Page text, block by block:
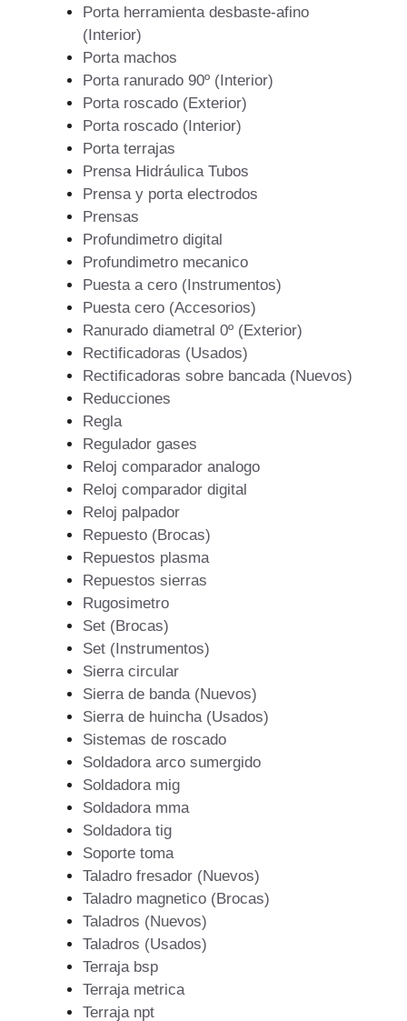
Porta herramienta desbaste-afino
(Interior)
Porta machos
Porta ranurado 90º (Interior)
Porta roscado (Exterior)
Porta roscado (Interior)
Porta terrajas
Prensa Hidráulica Tubos
Prensa y porta electrodos
Prensas
Profundimetro digital
Profundimetro mecanico
Puesta a cero (Instrumentos)
Puesta cero (Accesorios)
Ranurado diametral 0º (Exterior)
Rectificadoras (Usados)
Rectificadoras sobre bancada (Nuevos)
Reducciones
Regla
Regulador gases
Reloj comparador analogo
Reloj comparador digital
Reloj palpador
Repuesto (Brocas)
Repuestos plasma
Repuestos sierras
Rugosimetro
Set (Brocas)
Set (Instrumentos)
Sierra circular
Sierra de banda (Nuevos)
Sierra de huincha (Usados)
Sistemas de roscado
Soldadora arco sumergido
Soldadora mig
Soldadora mma
Soldadora tig
Soporte toma
Taladro fresador (Nuevos)
Taladro magnetico (Brocas)
Taladros (Nuevos)
Taladros (Usados)
Terraja bsp
Terraja metrica
Terraja npt